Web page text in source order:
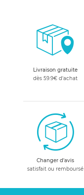
Livraison gratuite
dès 59.9€ d'achat
Changer d'avis
satisfait ou remboursé